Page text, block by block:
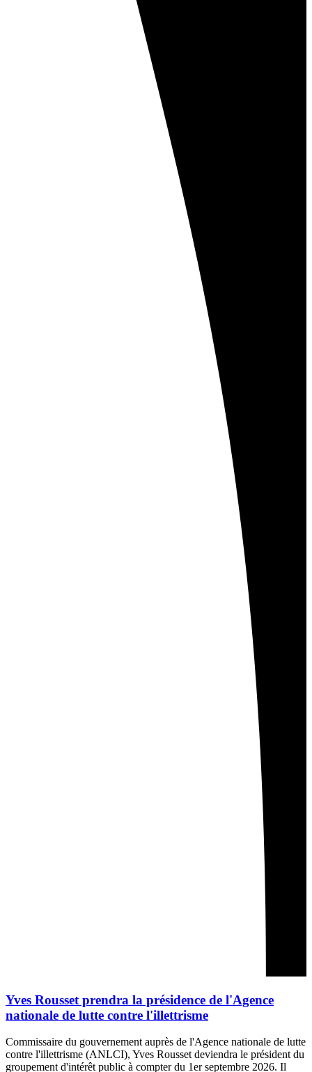
Yves Rousset prendra la présidence de l'Agence
nationale de lutte contre l'illettrisme
Commissaire du gouvernement auprès de l'Agence nationale de lutte
contre l'illettrisme (ANLCI), Yves Rousset deviendra le président du
groupement d'intérêt public à compter du 1er septembre 2026. Il